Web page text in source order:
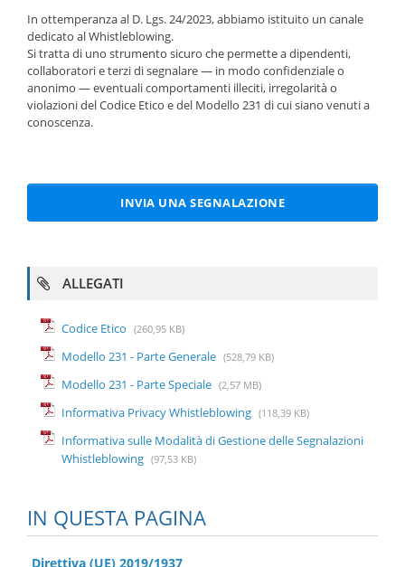
In ottemperanza al D. Lgs. 24/2023, abbiamo istituito un canale
dedicato al Whistleblowing.
Si tratta di uno strumento sicuro che permette a dipendenti,
collaboratori e terzi di segnalare — in modo confidenziale o
anonimo — eventuali comportamenti illeciti, irregolarità o
violazioni del Codice Etico e del Modello 231 di cui siano venuti a
conoscenza.
INVIA UNA SEGNALAZIONE
ALLEGATI
Codice Etico (260,95 KB)
Modello 231 - Parte Generale (528,79 KB)
Modello 231 - Parte Speciale (2,57 MB)
Informativa Privacy Whistleblowing (118,39 KB)
Informativa sulle Modalità di Gestione delle Segnalazioni
Whistleblowing (97,53 KB)
IN QUESTA PAGINA
Direttiva (UE) 2019/1937